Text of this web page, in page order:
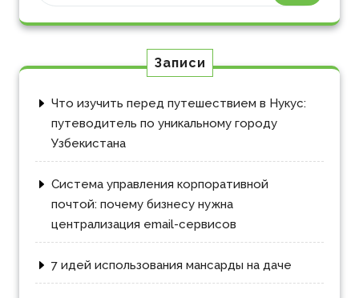
Записи
Что изучить перед путешествием в Нукус:
путеводитель по уникальному городу
Узбекистана
Система управления корпоративной
почтой: почему бизнесу нужна
централизация email-сервисов
7 идей использования мансарды на даче